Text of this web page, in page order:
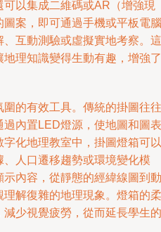
以集成二維碼或AR（增強現
案，即可通過手機或平板電腦
互動測驗或虛擬實地考察。這
理知識變得生動有趣，增強了
的有效工具。傳統的掛圖往往
內置LED燈源，使地圖和圖表
化地理教室中，掛圖燈箱可以
人口遷移趨勢或環境變化模
內容，從靜態的經緯線圖到動
解復雜的地理現象。燈箱的柔
少視覺疲勞，從而延長學生的